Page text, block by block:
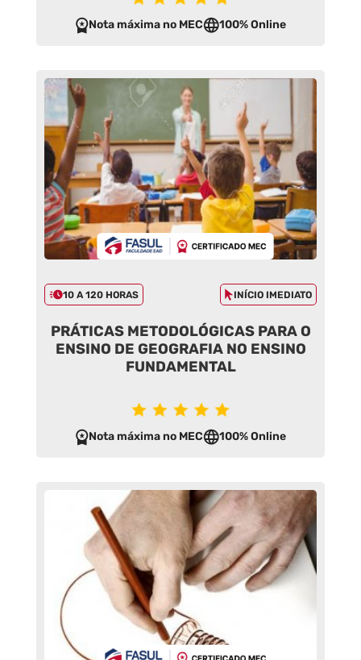
Nota máxima no MEC 100% Online
10 A 120 HORAS INÍCIO IMEDIATO
PRÁTICAS METODOLÓGICAS PARA O
ENSINO DE GEOGRAFIA NO ENSINO
FUNDAMENTAL
Nota máxima no MEC 100% Online